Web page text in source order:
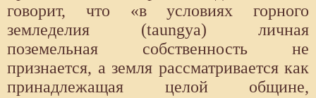
говорит, что «в условиях горного
земледелия (taungya) личная
поземельная собственность не
признается, а земля рассматривается как
принадлежащая целой общине,